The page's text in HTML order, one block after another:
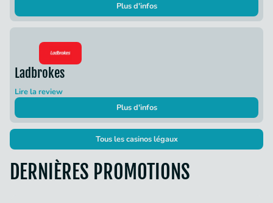
Plus d'infos
Ladbrokes
Lire la review
Plus d'infos
Tous les casinos légaux
DERNIÈRES PROMOTIONS